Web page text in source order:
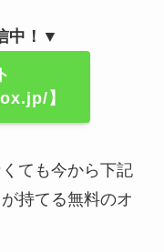
中！▼
】
ても今から下記
持てる無料のオ